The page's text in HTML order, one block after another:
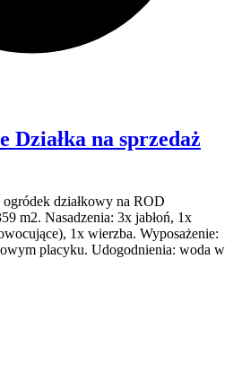
Działka na sprzedaż
działkowy na ROD
m2. Nasadzenia: 3x jabłoń, 1x
1x wierzba. Wyposażenie:
placyku. Udogodnienia: woda w